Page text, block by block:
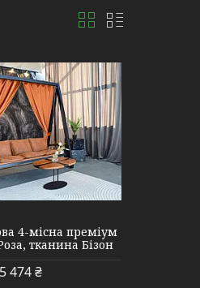
4-місна преміум
тканина Бізон
474 ₴